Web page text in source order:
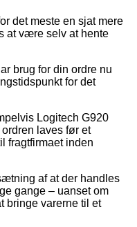
det meste en sjat mere
at være selv at hente
brug for din ordre nu
for det
Logitech G920
laves før et
fragtfirmaet inden
af at der handles
gange – uanset om
bringe varerne til et